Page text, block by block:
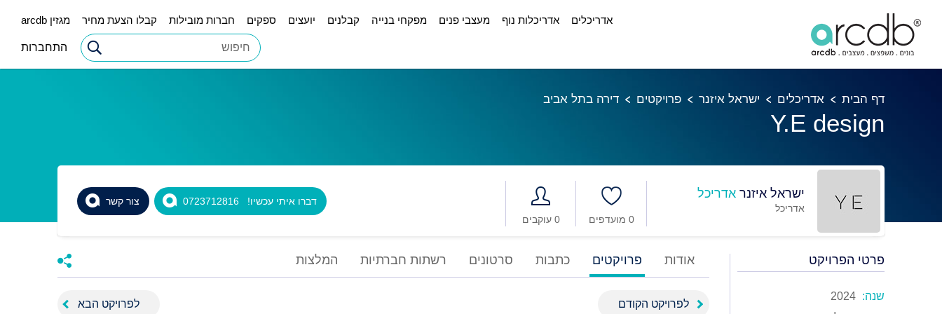
אדריכלים אדריכלות נוף מעצבי פנים מפקחי בנייה קבלנים יועצים ספקים חברות מובילות קבלו הצעת מחיר מגזין arcdb
התחברות
דף הבית אדריכלים ישראל איזנר פרויקטים דירה בתל אביב
Y.E design
ישראל איזנר אדריכל
אדריכל
0 עוקבים
0 מועדפים
צור קשר דברו איתי עכשיו! 0723712816
פרטי הפרויקט
שנה: 2024
אודות פרויקטים כתבות סרטונים רשתות חברתיות המלצות
לפרויקט הקודם לפרויקט הבא